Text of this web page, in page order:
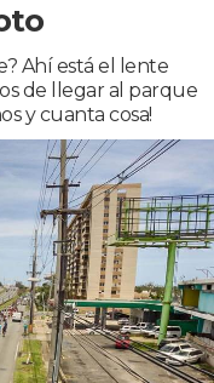
Ahí está el lente
de llegar al parque
y cuanta cosa!